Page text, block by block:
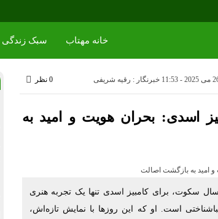
خانه مهتاب سبک زندگی
خبرنگار : رقیه شریفی 0 نظر
اسدی: بحران هویت و امید به
سکوت، برای کامبیز اسدی تنها یک تجربه هنری
است. او که این روزها با نمایش تازه‌اش،